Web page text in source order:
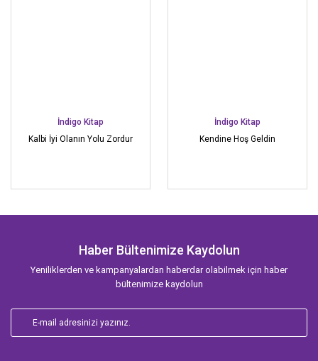
İndigo Kitap
Kalbi İyi Olanın Yolu Zordur
İndigo Kitap
Kendine Hoş Geldin
Haber Bültenimize Kaydolun
Yeniliklerden ve kampanyalardan haberdar olabilmek için haber
bültenimize kaydolun